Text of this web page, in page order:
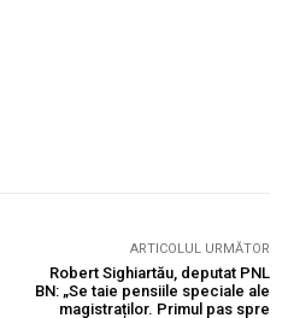
ARTICOLUL URMĂTOR
Robert Sighiartău, deputat PNL
BN: „Se taie pensiile speciale ale
magistraților. Primul pas spre